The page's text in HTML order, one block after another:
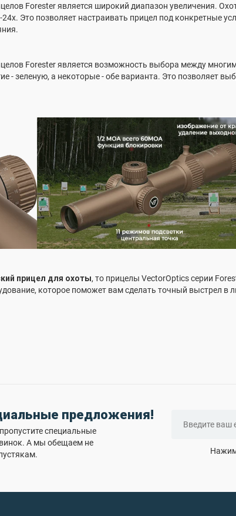
Forester является широкий диапазон увеличения.
Это позволяет настраивать прицел под конкретные
Forester является возможность выбора между
- зеленую, а некоторые - обе варианта. Это позволяет
прицел для охоты, то прицелы VectorOptics серии
которое поможет вам сделать точный выстрел в
предложения!
специальные
А мы обещаем не